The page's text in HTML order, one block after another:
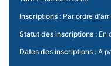
Inscriptions : Par ordre
Statut des inscriptions : En
Dates des inscriptions : A